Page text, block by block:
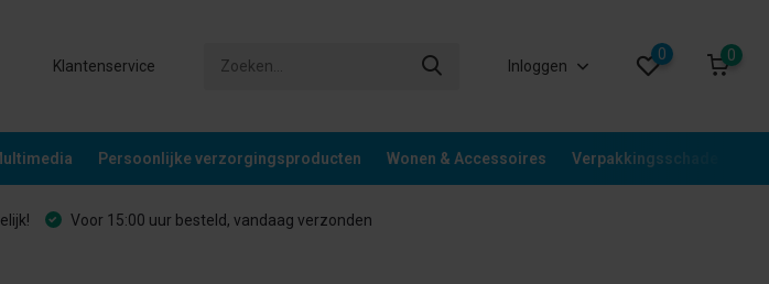
Klantenservice Inloggen
0 0
Persoonlijke verzorgingsproducten Wonen & Accessoires Verpakkingsschade
Voor 15:00 uur besteld, vandaag verzonden